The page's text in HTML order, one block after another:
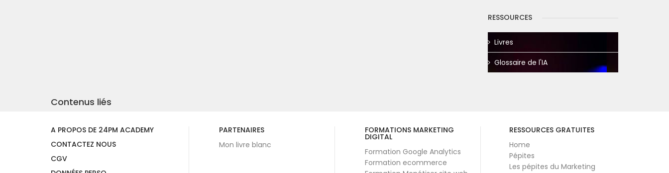
RESSOURCES
Livres
Glossaire de l'IA
Contenus liés
A PROPOS DE 24PM ACADEMY
CONTACTEZ NOUS
CGV
PARTENAIRES
Mon livre blanc
FORMATIONS MARKETING
DIGITAL
Formation Google Analytics
Formation ecommerce
RESSOURCES GRATUITES
Home
Pépites
Les pépites du Marketing